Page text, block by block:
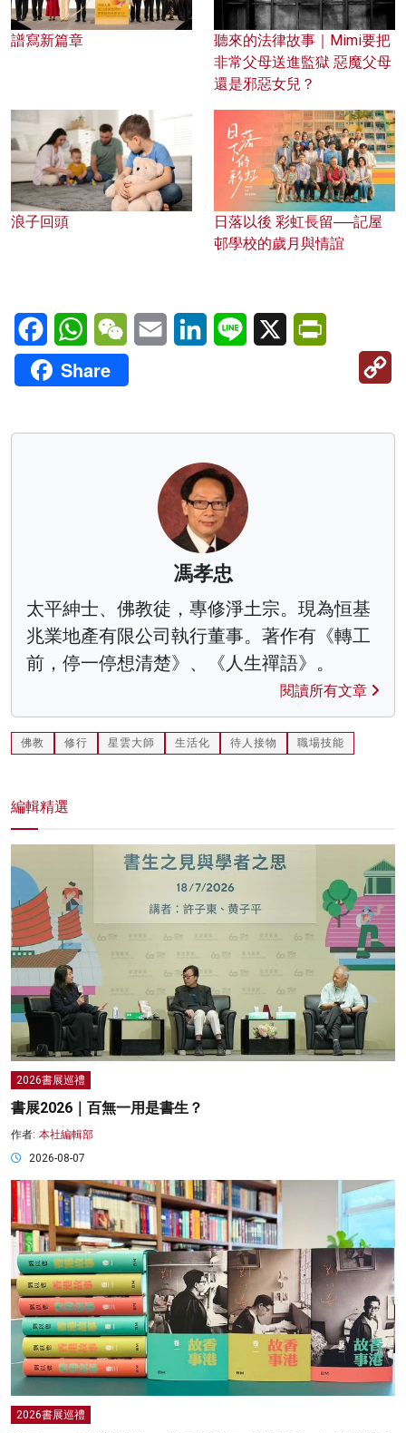
譜寫新篇章
聽來的法律故事｜Mimi要把
非常父母送進監獄 惡魔父母
還是邪惡女兒？
浪子回頭
日落以後 彩虹長留──記屋
邨學校的歲月與情誼
FacebookWhatsAppWeChatEmail LinkedInLine X
Share
馮孝忠
太平紳士、佛教徒，專修淨土宗。現為恒基
兆業地產有限公司執行董事。著作有《轉工
前，停一停想清楚》、《人生禪語》。
閱讀所有文章
佛教 修行 星雲大師 生活化 待人接物 職場技能
編輯精選
2026書展巡禮
書展2026｜百無一用是書生？
作者: 本社編輯部
2026-08-07
2026書展巡禮